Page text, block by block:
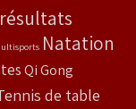
Natation
Qi Gong
de table